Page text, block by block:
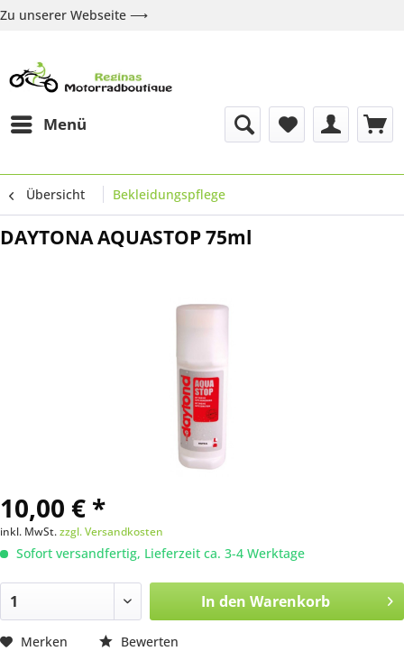
Zu unserer Webseite ⟶
Menü
Übersicht Bekleidungspflege
DAYTONA AQUASTOP 75ml
10,00 € *
inkl. MwSt.zzgl. Versandkosten
Sofort versandfertig, Lieferzeit ca. 3-4 Werktage
In den Warenkorb
Merken Bewerten